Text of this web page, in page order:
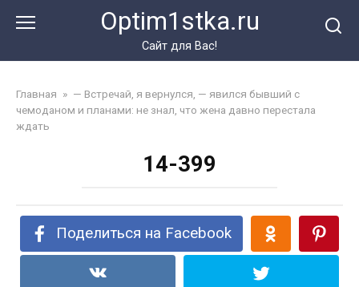
Optim1stka.ru
Сайт для Вас!
Главная » — Встречай, я вернулся, — явился бывший с
чемоданом и планами: не знал, что жена давно перестала
ждать
14-399
Поделиться на Facebook